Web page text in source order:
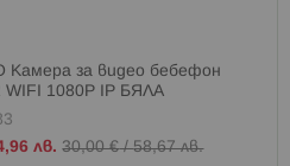
Камера за видео бебефон
WIFI 1080P IP БЯЛА
лв. 30,00 €/58,67 лв.